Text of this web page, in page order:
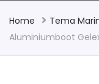
Home
Tema
Aluminiumboot